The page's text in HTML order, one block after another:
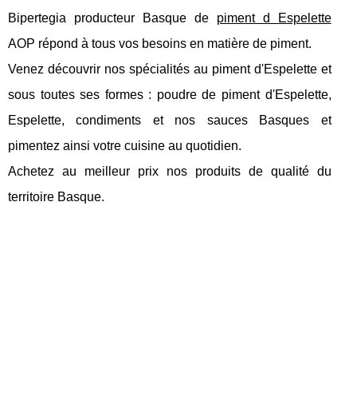
Bipertegia producteur Basque de piment d Espelette
AOP répond à tous vos besoins en matière de piment.
Venez découvrir nos spécialités au piment d'Espelette et
sous toutes ses formes : poudre de piment d'Espelette,
Espelette, condiments et nos sauces Basques et
pimentez ainsi votre cuisine au quotidien.
Achetez au meilleur prix nos produits de qualité du
territoire Basque.